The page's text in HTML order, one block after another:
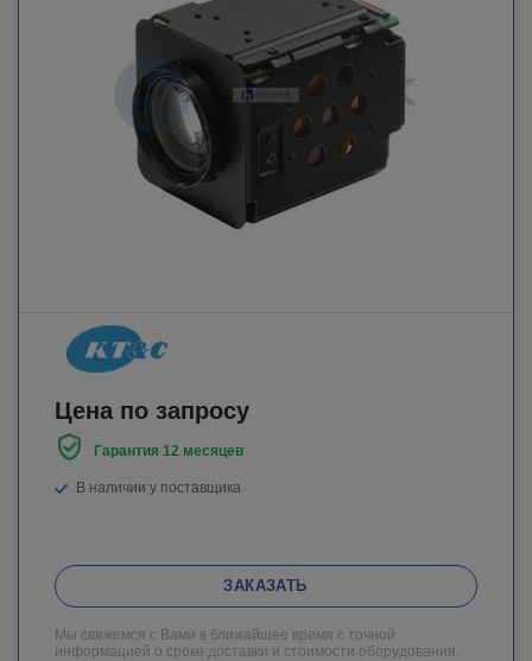
Цена по запросу
Гарантия 12 месяцев
В наличии у поставщика
ЗАКАЗАТЬ
Мы свяжемся с Вами в ближайшее время с точной
информацией о сроке доставки и стоимости оборудования.